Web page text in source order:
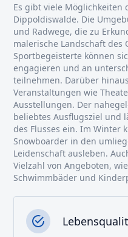
Es gibt viele Möglichkeiten
Dippoldiswalde. Die
und Radwege, die zu
malerische Landschaft des
Sportbegeisterte können
engagieren und an
teilnehmen. Darüber
Veranstaltungen wie
Ausstellungen. Der
beliebtes Ausflugsziel und
des Flusses ein. Im Winter
Snowboarder in den
Leidenschaft ausleben.
Vielzahl von Angeboten,
Schwimmbäder und